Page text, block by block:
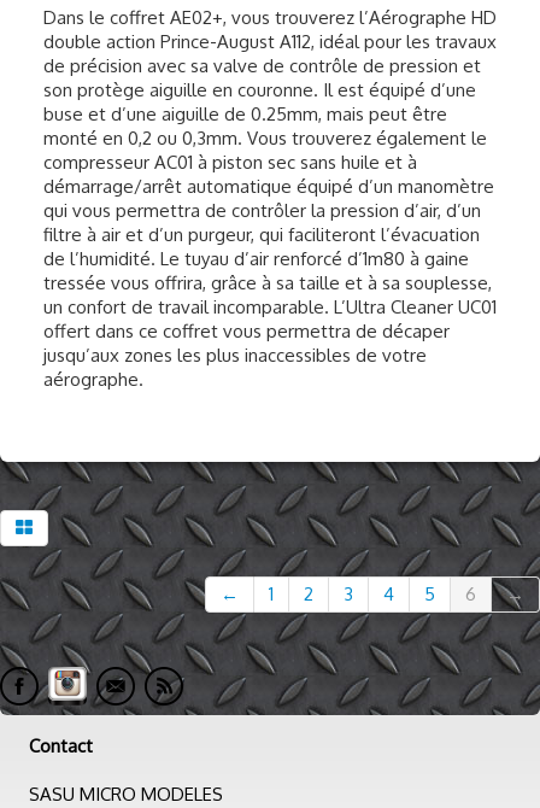
Dans le coffret AE02+, vous trouverez l’Aérographe HD
double action Prince-August A112, idéal pour les travaux
de précision avec sa valve de contrôle de pression et
son protège aiguille en couronne. Il est équipé d’une
buse et d’une aiguille de 0.25mm, mais peut être
monté en 0,2 ou 0,3mm. Vous trouverez également le
compresseur AC01 à piston sec sans huile et à
démarrage/arrêt automatique équipé d’un manomètre
qui vous permettra de contrôler la pression d’air, d’un
filtre à air et d’un purgeur, qui faciliteront l’évacuation
de l’humidité. Le tuyau d’air renforcé d’1m80 à gaine
tressée vous offrira, grâce à sa taille et à sa souplesse,
un confort de travail incomparable. L’Ultra Cleaner UC01
offert dans ce coffret vous permettra de décaper
jusqu’aux zones les plus inaccessibles de votre
aérographe.
← 1 2 3 4 5 6 →
Contact
SASU MICRO MODELES